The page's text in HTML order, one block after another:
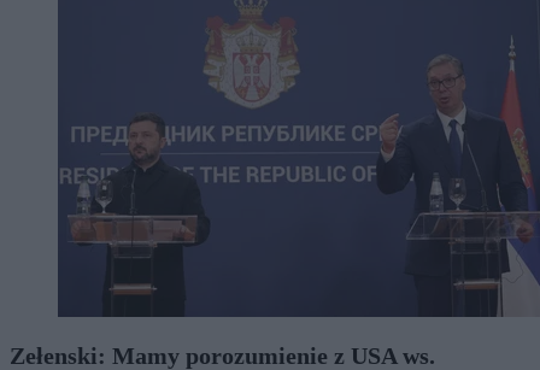
Zełenski: Mamy porozumienie z USA ws.